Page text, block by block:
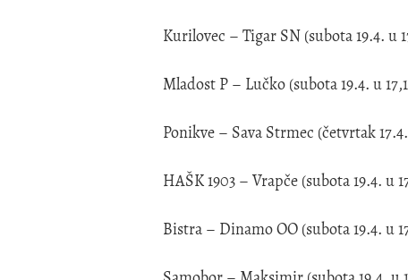
Kurilovec – Tigar SN (subota 19.4. u
Mladost P – Lučko (subota 19.4. u
Ponikve – Sava Strmec (četvrtak
HAŠK 1903 – Vrapče (subota 19.4. u
Bistra – Dinamo OO (subota 19.4. u